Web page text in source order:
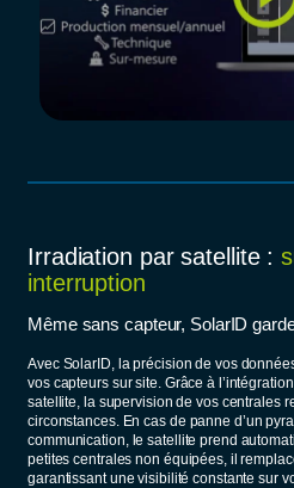
Irradiation par satellite :
interruption
Même sans capteur, SolarID
Avec SolarID, la précision de vos
vos capteurs sur site. Grâce à
satellite, la supervision de vos centrales
circonstances. En cas de panne d’un
communication, le satellite prend
petites centrales non équipées, il
garantissant une visibilité constante sur